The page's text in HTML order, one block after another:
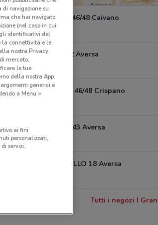
Via A. Diaz 46/48 Caivano
14.2 km
VIA DIAZ 62 Aversa
VIA A. DIAZ 46/48 Crispano
VIA DI JASI 43 Aversa
16.5 km
VIA RAFFAELLO 18 Aversa
Tutti i negozi I
navigazione su
che hai navigato
(nel caso in cui
identificativi del
la connettività e le
nostra Privacy
mercato,
le tue
della nostra App.
generici e
a Menu >
ai fini
personalizzati,
servizi.